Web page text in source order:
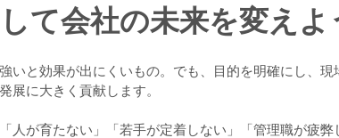
て会社の未来を変えよ
いと効果が出にくいもの。でも、目的を明確にし、
展に大きく貢献します。
人が育たない」「若手が定着しない」「管理職が疲弊